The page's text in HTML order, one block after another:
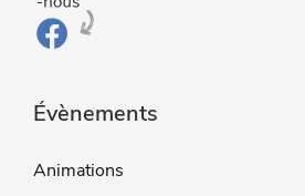
Évènements
Animations